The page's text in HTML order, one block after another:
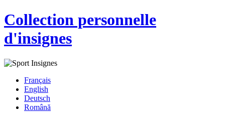
Collection personnelle
d'insignes
Français
English
Deutsch
Română